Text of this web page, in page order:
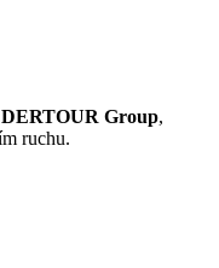
DERTOUR Group,
ruchu.